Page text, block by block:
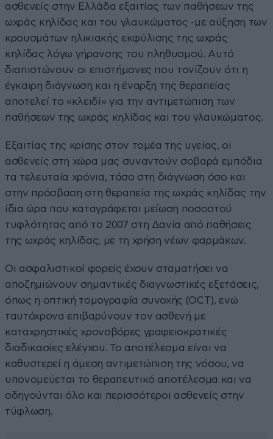
ασθενείς στην Ελλάδα εξαιτίας των παθήσεων της
ωχράς κηλίδας και του γλαυκώματος -με αύξηση των
κρουσμάτων ηλικιακής εκφύλισης της ωχράς
κηλίδας λόγω γήρανσης του πληθυσμού. Αυτό
διαπιστώνουν οι επιστήμονες που τονίζουν ότι η
έγκαιρη διάγνωση και η έναρξη της θεραπείας
αποτελεί το «κλειδί» για την αντιμετώπιση των
παθήσεων της ωχράς κηλίδας και του γλαυκώματος.
Εξαιτίας της κρίσης στον τομέα της υγείας, οι
ασθενείς στη χώρα μας συναντούν σοβαρά εμπόδια
τα τελευταία χρόνια, τόσο στη διάγνωση όσο και
στην πρόσβαση στη θεραπεία της ωχράς κηλίδας την
ίδια ώρα που καταγράφεται μείωση ποσοστού
τυφλότητας από το 2007 στη Δανία από παθήσεις
της ωχράς κηλίδας, με τη χρήση νέων φαρμάκων.
Οι ασφαλιστικοί φορείς έχουν σταματήσει να
αποζημιώνουν σημαντικές διαγνωστικές εξετάσεις,
όπως η οπτική τομογραφία συνοχής (OCT), ενώ
ταυτόχρονα επιβαρύνουν τον ασθενή με
καταχρηστικές χρονοβόρες γραφειοκρατικές
διαδικασίες ελέγχου. Το αποτέλεσμα είναι να
καθυστερεί η άμεση αντιμετώπιση της νόσου, να
υπονομεύεται το θεραπευτικό αποτέλεσμα και να
οδηγούνται όλο και περισσότεροι ασθενείς στην
τύφλωση.